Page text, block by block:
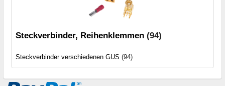
Steckverbinder, Reihenklemmen (94)
Steckverbinder verschiedenen GUS (94)